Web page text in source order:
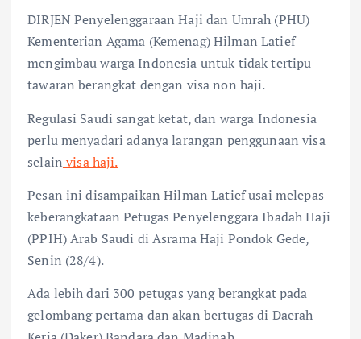
DIRJEN Penyelenggaraan Haji dan Umrah (PHU)
Kementerian Agama (Kemenag) Hilman Latief
mengimbau warga Indonesia untuk tidak tertipu
tawaran berangkat dengan visa non haji.
Regulasi Saudi sangat ketat, dan warga Indonesia
perlu menyadari adanya larangan penggunaan visa
selain visa haji.
Pesan ini disampaikan Hilman Latief usai melepas
keberangkataan Petugas Penyelenggara Ibadah Haji
(PPIH) Arab Saudi di Asrama Haji Pondok Gede,
Senin (28/4).
Ada lebih dari 300 petugas yang berangkat pada
gelombang pertama dan akan bertugas di Daerah